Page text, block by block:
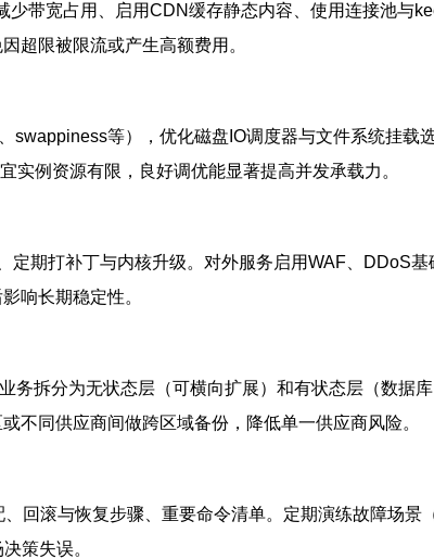
带宽占用、启用CDN缓存静态内容、使用连接池与
超限被限流或产生高额费用。
等），优化磁盘IO调度器与文件系统挂载
例资源有限，良好调优能显著提高并发承载力。
期打补丁与内核升级。对外服务启用WAF、DDoS
响长期稳定性。
务拆分为无状态层（可横向扩展）和有状态层（数据
不同供应商间做跨区域备份，降低单一供应商风险。
回滚与恢复步骤、重要命令清单。定期演练故障场景
策失误。